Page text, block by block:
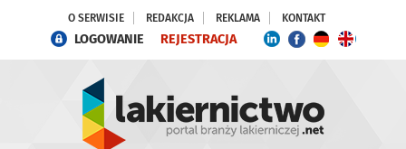
O SERWISIE REDAKCJA REKLAMA KONTAKT
LOGOWANIE REJESTRACJA